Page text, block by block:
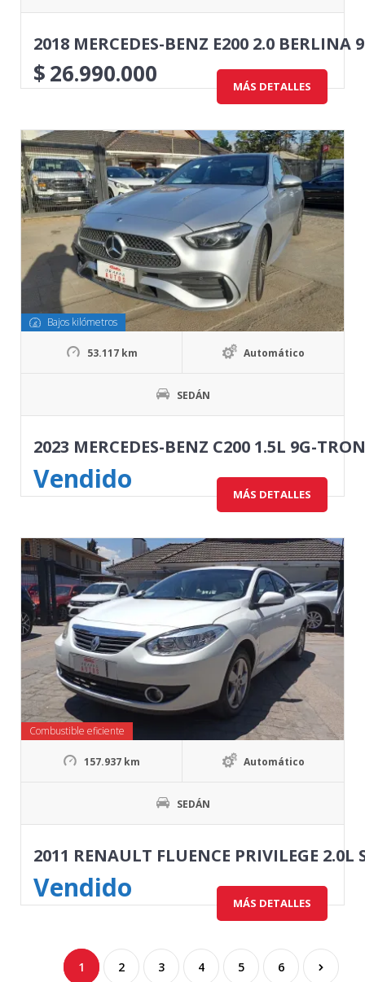
2018 MERCEDES-BENZ E200 2.0 BERLINA
$26.990.000 MÁS DETALLES
Bajos kilómetros
53.117 km Automático
SEDÁN
2023 MERCEDES-BENZ C200 1.5L 9G-
Vendido MÁS DETALLES
Combustible eficiente
157.937 km Automático
SEDÁN
2011 RENAULT FLUENCE PRIVILEGE 2.0L
Vendido MÁS DETALLES
1 2 3 4 5 6